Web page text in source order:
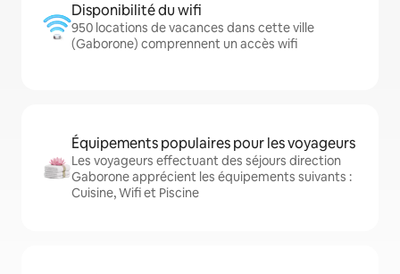
Disponibilité du wifi
950 locations de vacances dans cette ville
(Gaborone) comprennent un accès wifi
Équipements populaires pour les voyageurs
Les voyageurs effectuant des séjours direction
Gaborone apprécient les équipements suivants :
Cuisine, Wifi et Piscine